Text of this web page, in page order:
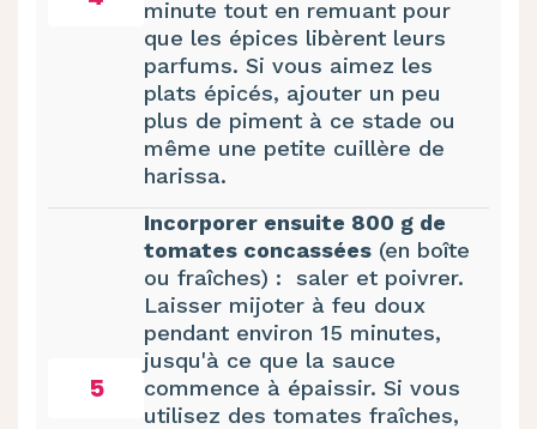
minute tout en remuant pour
que les épices libèrent leurs
parfums. Si vous aimez les
plats épicés, ajouter un peu
plus de piment à ce stade ou
même une petite cuillère de
harissa.
5
Incorporer ensuite 800 g de
tomates concassées (en boîte
ou fraîches) : saler et poivrer.
Laisser mijoter à feu doux
pendant environ 15 minutes,
jusqu'à ce que la sauce
commence à épaissir. Si vous
utilisez des tomates fraîches,